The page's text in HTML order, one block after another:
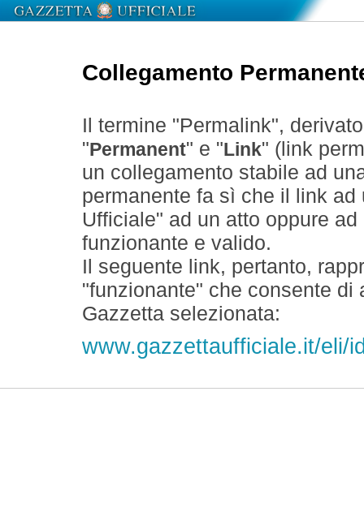
Collegamento
Il termine "Permalink",
" Permanent" e " Link" (link
un collegamento stabile ad
permanente fa sì che il link
Ufficiale" ad un atto oppure
funzionante e valido.
Il seguente link, pertanto,
"funzionante" che consente
Gazzetta selezionata:
www.gazzettaufficiale.it/eli/